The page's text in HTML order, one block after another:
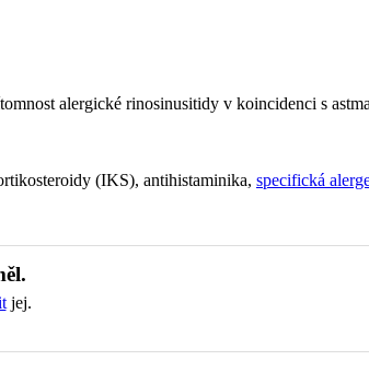
alergické rinosinusitidy v koincidenci s
(IKS), antihistaminika, specifická
jej.